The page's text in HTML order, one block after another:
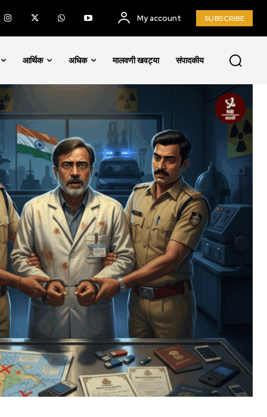
My account SUBSCRIBE
आर्थिक अधिक मालवणी खवट्या संपादकीय